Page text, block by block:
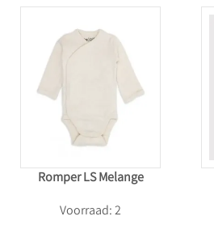
Romper LS Melange
Voorraad: 2